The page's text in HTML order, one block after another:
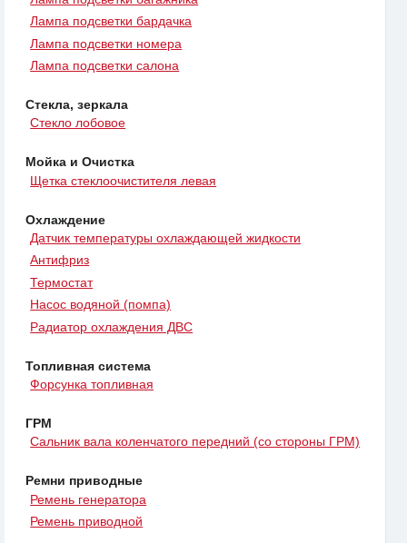
Лампа подсветки бардачка
Лампа подсветки номера
Лампа подсветки салона
Стекла, зеркала
Стекло лобовое
Мойка и Очистка
Щетка стеклоочистителя левая
Охлаждение
Датчик температуры охлаждающей жидкости
Антифриз
Термостат
Насос водяной (помпа)
Радиатор охлаждения ДВС
Топливная система
Форсунка топливная
ГРМ
Сальник вала коленчатого передний (со стороны ГРМ)
Ремни приводные
Ремень генератора
Ремень приводной